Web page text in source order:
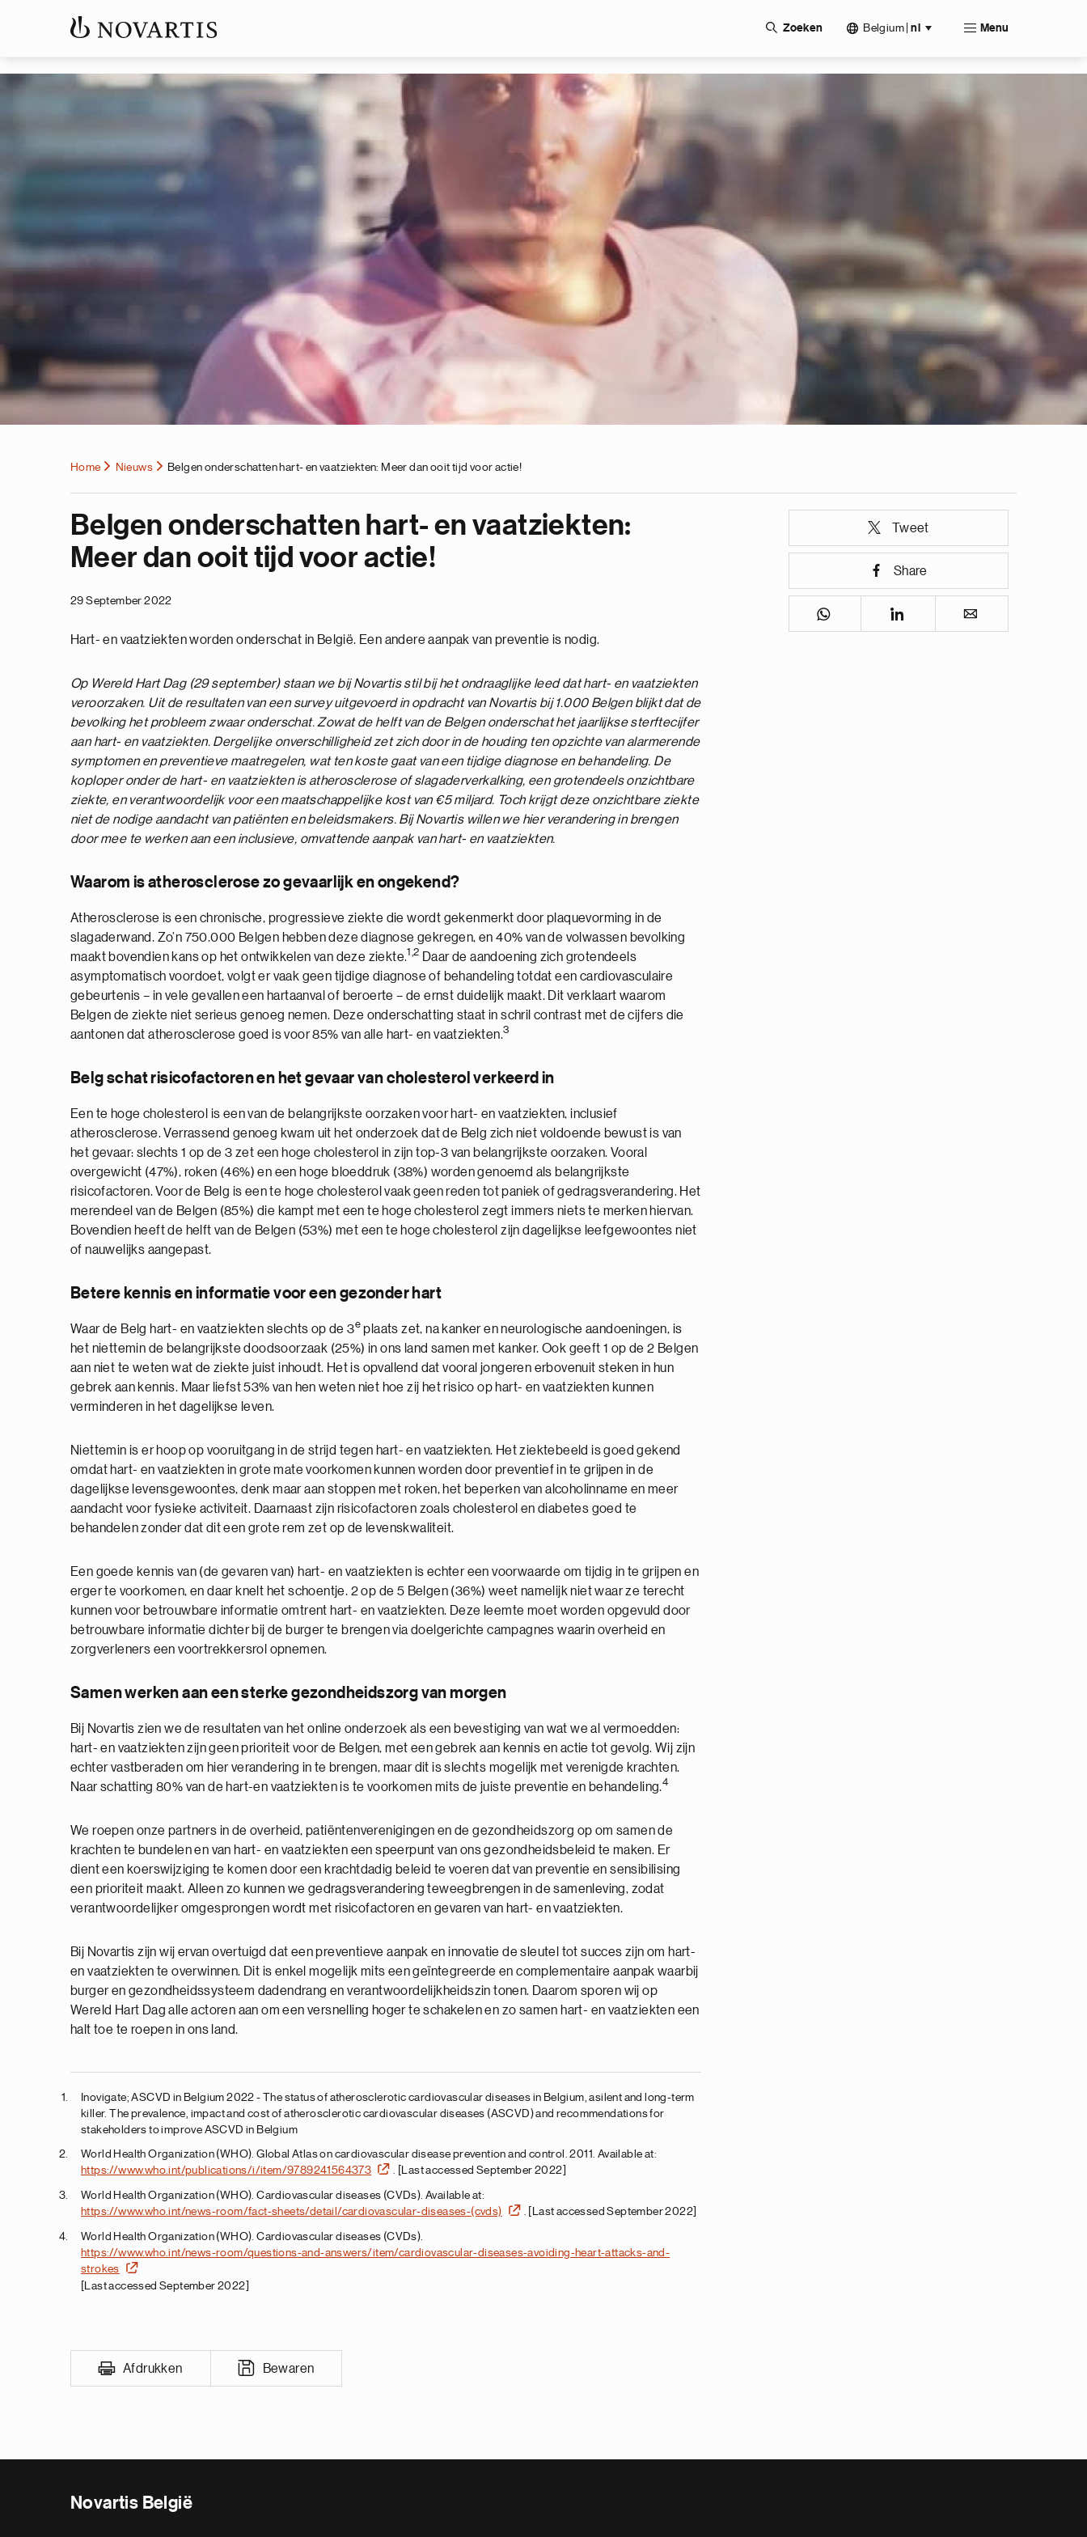
Zoeken Belgium nl Menu
Home Nieuws Belgen onderschatten hart- en vaatziekten: Meer dan ooit tijd voor actie!
Belgen onderschatten hart- en vaatziekten:
Meer dan ooit tijd voor actie!
29 September 2022
Hart- en vaatziekten worden onderschat in België. Een andere aanpak van preventie is nodig.
Op Wereld Hart Dag (29 september) staan we bij Novartis stil bij het ondraaglijke leed dat hart- en vaatziekten
veroorzaken. Uit de resultaten van een survey uitgevoerd in opdracht van Novartis bij 1.000 Belgen blijkt dat de
bevolking het probleem zwaar onderschat. Zowat de helft van de Belgen onderschat het jaarlijkse sterftecijfer
aan hart- en vaatziekten. Dergelijke onverschilligheid zet zich door in de houding ten opzichte van alarmerende
symptomen en preventieve maatregelen, wat ten koste gaat van een tijdige diagnose en behandeling. De
koploper onder de hart- en vaatziekten is atherosclerose of slagaderverkalking, een grotendeels onzichtbare
ziekte, en verantwoordelijk voor een maatschappelijke kost van €5 miljard. Toch krijgt deze onzichtbare ziekte
niet de nodige aandacht van patiënten en beleidsmakers. Bij Novartis willen we hier verandering in brengen
door mee te werken aan een inclusieve, omvattende aanpak van hart- en vaatziekten.
Waarom is atherosclerose zo gevaarlijk en ongekend?
Atherosclerose is een chronische, progressieve ziekte die wordt gekenmerkt door plaquevorming in de
slagaderwand. Zo’n 750.000 Belgen hebben deze diagnose gekregen, en 40% van de volwassen bevolking
maakt bovendien kans op het ontwikkelen van deze ziekte.1,2
Daar de aandoening zich grotendeels
asymptomatisch voordoet, volgt er vaak geen tijdige diagnose of behandeling totdat een cardiovasculaire
gebeurtenis – in vele gevallen een hartaanval of beroerte – de ernst duidelijk maakt. Dit verklaart waarom
Belgen de ziekte niet serieus genoeg nemen. Deze onderschatting staat in schril contrast met de cijfers die
aantonen dat atherosclerose goed is voor 85% van alle hart- en vaatziekten.3
Belg schat risicofactoren en het gevaar van cholesterol verkeerd in
Een te hoge cholesterol is een van de belangrijkste oorzaken voor hart- en vaatziekten, inclusief
atherosclerose. Verrassend genoeg kwam uit het onderzoek dat de Belg zich niet voldoende bewust is van
het gevaar: slechts 1 op de 3 zet een hoge cholesterol in zijn top-3 van belangrijkste oorzaken. Vooral
overgewicht (47%), roken (46%) en een hoge bloeddruk (38%) worden genoemd als belangrijkste
risicofactoren. Voor de Belg is een te hoge cholesterol vaak geen reden tot paniek of gedragsverandering. Het
merendeel van de Belgen (85%) die kampt met een te hoge cholesterol zegt immers niets te merken hiervan.
Bovendien heeft de helft van de Belgen (53%) met een te hoge cholesterol zijn dagelijkse leefgewoontes niet
of nauwelijks aangepast.
Betere kennis en informatie voor een gezonder hart
Waar de Belg hart- en vaatziekten slechts op de 3e plaats zet, na kanker en neurologische aandoeningen, is
het niettemin de belangrijkste doodsoorzaak (25%) in ons land samen met kanker. Ook geeft 1 op de 2 Belgen
aan niet te weten wat de ziekte juist inhoudt. Het is opvallend dat vooral jongeren erbovenuit steken in hun
gebrek aan kennis. Maar liefst 53% van hen weten niet hoe zij het risico op hart- en vaatziekten kunnen
verminderen in het dagelijkse leven.
Niettemin is er hoop op vooruitgang in de strijd tegen hart- en vaatziekten. Het ziektebeeld is goed gekend
omdat hart- en vaatziekten in grote mate voorkomen kunnen worden door preventief in te grijpen in de
dagelijkse levensgewoontes, denk maar aan stoppen met roken, het beperken van alcoholinname en meer
aandacht voor fysieke activiteit. Daarnaast zijn risicofactoren zoals cholesterol en diabetes goed te
behandelen zonder dat dit een grote rem zet op de levenskwaliteit.
Een goede kennis van (de gevaren van) hart- en vaatziekten is echter een voorwaarde om tijdig in te grijpen en
erger te voorkomen, en daar knelt het schoentje. 2 op de 5 Belgen (36%) weet namelijk niet waar ze terecht
kunnen voor betrouwbare informatie omtrent hart- en vaatziekten. Deze leemte moet worden opgevuld door
betrouwbare informatie dichter bij de burger te brengen via doelgerichte campagnes waarin overheid en
zorgverleners een voortrekkersrol opnemen.
Samen werken aan een sterke gezondheidszorg van morgen
Bij Novartis zien we de resultaten van het online onderzoek als een bevestiging van wat we al vermoedden:
hart- en vaatziekten zijn geen prioriteit voor de Belgen, met een gebrek aan kennis en actie tot gevolg. Wij zijn
echter vastberaden om hier verandering in te brengen, maar dit is slechts mogelijk met verenigde krachten.
Naar schatting 80% van de hart-en vaatziekten is te voorkomen mits de juiste preventie en behandeling.4
We roepen onze partners in de overheid, patiëntenverenigingen en de gezondheidszorg op om samen de
krachten te bundelen en van hart- en vaatziekten een speerpunt van ons gezondheidsbeleid te maken. Er
dient een koerswijziging te komen door een krachtdadig beleid te voeren dat van preventie en sensibilising
een prioriteit maakt. Alleen zo kunnen we gedragsverandering teweegbrengen in de samenleving, zodat
verantwoordelijker omgesprongen wordt met risicofactoren en gevaren van hart- en vaatziekten.
Bij Novartis zijn wij ervan overtuigd dat een preventieve aanpak en innovatie de sleutel tot succes zijn om hart-
en vaatziekten te overwinnen. Dit is enkel mogelijk mits een geïntegreerde en complementaire aanpak waarbij
burger en gezondheidssysteem dadendrang en verantwoordelijkheidszin tonen. Daarom sporen wij op
Wereld Hart Dag alle actoren aan om een versnelling hoger te schakelen en zo samen hart- en vaatziekten een
halt toe te roepen in ons land.
Inovigate; ASCVD in Belgium 2022 - The status of atherosclerotic cardiovascular diseases in Belgium, asilent and long-term
killer. The prevalence, impact and cost of atherosclerotic cardiovascular diseases (ASCVD) and recommendations for
stakeholders to improve ASCVD in Belgium
World Health Organization (WHO). Global Atlas on cardiovascular disease prevention and control. 2011. Available at:
https://www.who.int/publications/i/item/9789241564373
. [Last accessed September 2022]
World Health Organization (WHO). Cardiovascular diseases (CVDs). Available at:
https://www.who.int/news-room/fact-sheets/detail/cardiovascular-diseases-(cvds)
. [Last accessed September 2022]
World Health Organization (WHO). Cardiovascular diseases (CVDs).
https://www.who.int/news-room/questions-and-answers/item/cardiovascular-diseases-avoiding-heart-attacks-and-
strokes
[Last accessed September 2022]
Tweet
Share
Afdrukken Bewaren
Novartis België